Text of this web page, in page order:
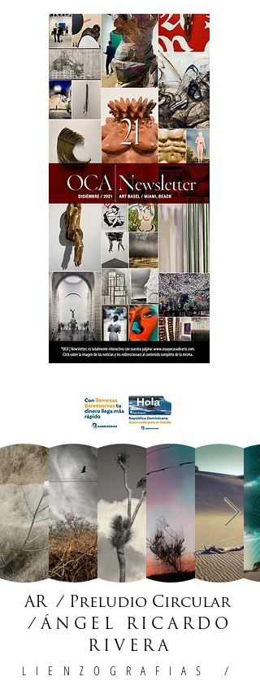
AR / Preludio Circular
/ÁNGEL RICARDO
RIVERA
LIENZOGRAFIAS
/